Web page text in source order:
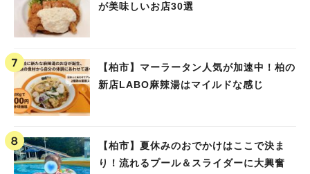
が美味しいお店30選
【柏市】マーラータン人気が加速中！柏の
新店LABO麻辣湯はマイルドな感じ
【柏市】夏休みのおでかけはここで決ま
り！流れるプール＆スライダーに大興奮